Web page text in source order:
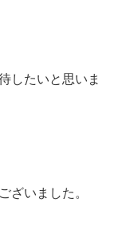
したいと思いま
ざいました。